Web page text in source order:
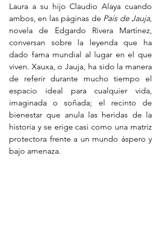
Laura a su hijo Claudio Alaya cuando
ambos, en las páginas de País de Jauja,
novela de Edgardo Rivera Martínez,
conversan sobre la leyenda que ha
dado fama mundial al lugar en el que
viven. Xauxa, o Jauja, ha sido la manera
de referir durante mucho tiempo el
espacio ideal para cualquier vida,
imaginada o soñada; el recinto de
bienestar que anula las heridas de la
historia y se erige casi como una matriz
protectora frente a un mundo áspero y
bajo amenaza.